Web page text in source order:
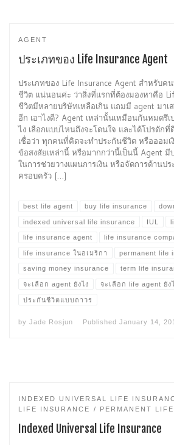
AGENT
ประเภทของ Life Insurance Agent
ประเภทของ Life Insurance Agent สำหรับค
ชีวิต แน่นอนค่ะ ว่าสิ่งที่แรกที่ต้องมองหาคือ
ชีวิตมีหลายบริษัทเหลือเกิน แถมมี agent มาเ
อีก เอาไงดี? Agent เหล่านั้นเหมือนกันหมดรึเ
ไง เลือกแบบไหนถึงจะโดนใจ และได้โปรดักที่
เชื่อว่า ทุกคนที่คิดจะทำประกันชีวิต หรือออม
ข้อสงสัยเหล่านี้ หรือมากกว่านี้เป็นนี้ Agent
ในการช่วยวางแผนการเงิน หรือจัดการด้าน
ครอบครัว […]
best life agent buy life insurance
indexed universal life insurance IUL
life insurance agent life insurance
life insurance ในอเมริกา permanent life
saving money insurance term life
จะเลือก agent ยังไง จะเลือก life agent ยัง
ประกันชีวิตแบบถาวร
by Jade Rosjun Published January 14,
INDEXED UNIVERSAL LIFE
LIFE INSURANCE
PERMANENT
Indexed Universal Life Insurance